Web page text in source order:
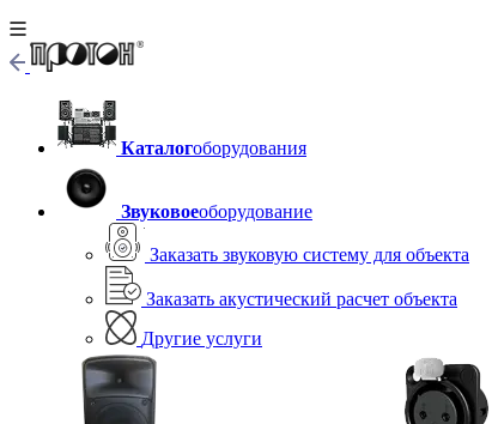
Каталогоборудования
Звуковоеоборудование
Заказать звуковую систему для объекта
Заказать акустический расчет объекта
Другие услуги